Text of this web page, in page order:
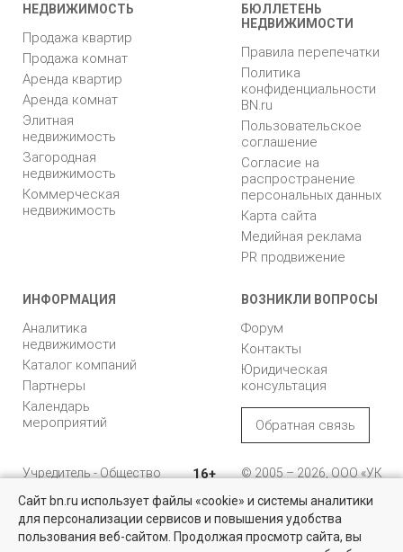
НЕДВИЖИМОСТЬ
Продажа квартир
Продажа комнат
Аренда квартир
Аренда комнат
Элитная
недвижимость
Загородная
недвижимость
Коммерческая
недвижимость
БЮЛЛЕТЕНЬ
НЕДВИЖИМОСТИ
Правила перепечатки
Политика
конфиденциальности
BN.ru
Пользовательское
соглашение
Согласие на
распространение
персональных данных
Карта сайта
Медийная реклама
PR продвижение
ИНФОРМАЦИЯ
Аналитика
недвижимости
Каталог компаний
Партнеры
Календарь
мероприятий
ВОЗНИКЛИ ВОПРОСЫ
Форум
Контакты
Юридическая
консультация
Обратная связь
Учредитель - Общество
ответственностью
"Управляющая
компания "Бюллетень
недвижимости"
16+
© 2005 – 2026, ООО «УК
196105, Санкт-
Петербург, пр. Юрия
Гагарина, 1
Сайт bn.ru использует файлы «cookie» и системы аналитики
для персонализации сервисов и повышения удобства
пользования веб-сайтом. Продолжая просмотр сайта, вы